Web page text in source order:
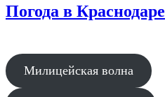
Погода в Краснодаре
Милицейская волна